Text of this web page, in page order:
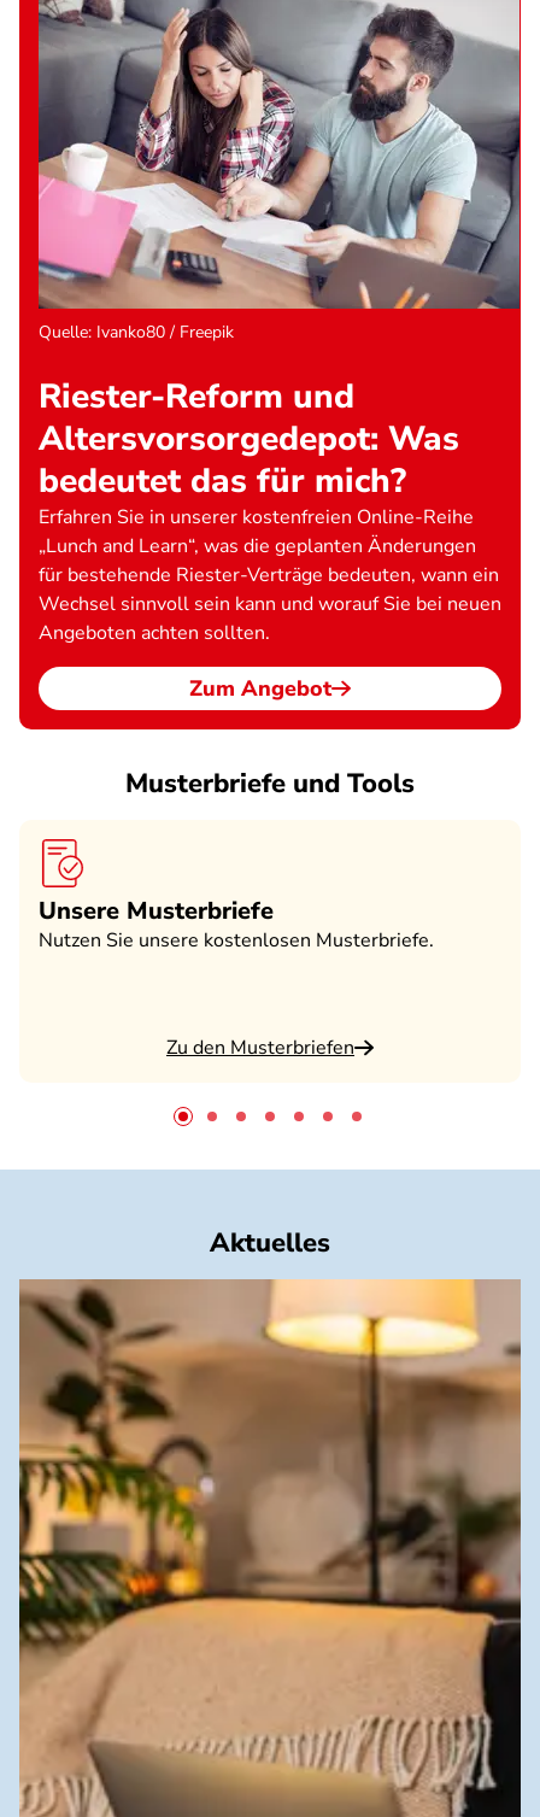
Riester-Reform und
Altersvorsorgedepot: Was
bedeutet das für mich?
Erfahren Sie in unserer kostenfreien Online-Reihe
„Lunch and Learn“, was die geplanten Änderungen
für bestehende Riester-Verträge bedeuten, wann ein
Wechsel sinnvoll sein kann und worauf Sie bei neuen
Angeboten achten sollten.
Zum Angebot
Quelle: Ivanko80 / Freepik
Musterbriefe und Tools
Unsere Musterbriefe
Nutzen Sie unsere kostenlosen Musterbriefe.
Zu den Musterbriefen
Aktuelles